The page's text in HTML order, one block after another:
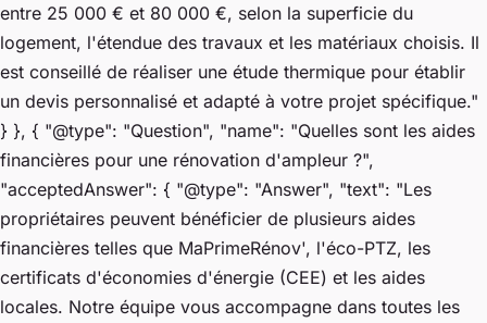
entre 25 000 € et 80 000 €, selon la superficie du
logement, l'étendue des travaux et les matériaux choisis. Il
est conseillé de réaliser une étude thermique pour établir
un devis personnalisé et adapté à votre projet spécifique."
} }, { "@type": "Question", "name": "Quelles sont les aides
financières pour une rénovation d'ampleur ?",
"acceptedAnswer": { "@type": "Answer", "text": "Les
propriétaires peuvent bénéficier de plusieurs aides
financières telles que MaPrimeRénov', l'éco-PTZ, les
certificats d'économies d'énergie (CEE) et les aides
locales. Notre équipe vous accompagne dans toutes les